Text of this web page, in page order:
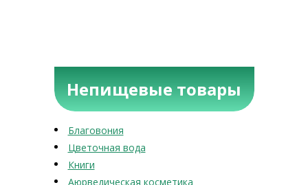
Непищевые товары
Благовония
Цветочная вода
Книги
Аюрведическая косметика